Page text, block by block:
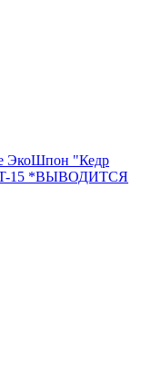
ЭкоШпон "Кедр
15 *ВЫВОДИТСЯ